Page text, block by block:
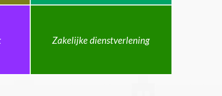
Zakelijke dienstverlening